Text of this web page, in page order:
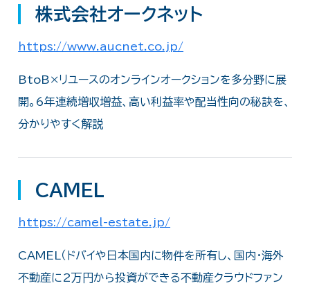
株式会社オークネット
https://www.aucnet.co.jp/
BtoB×リユースのオンラインオークションを多分野に展
開。6年連続増収増益、高い利益率や配当性向の秘訣を、
分かりやすく解説
CAMEL
https://camel-estate.jp/
CAMEL（ドバイや日本国内に物件を所有し、国内・海外
不動産に2万円から投資ができる不動産クラウドファン